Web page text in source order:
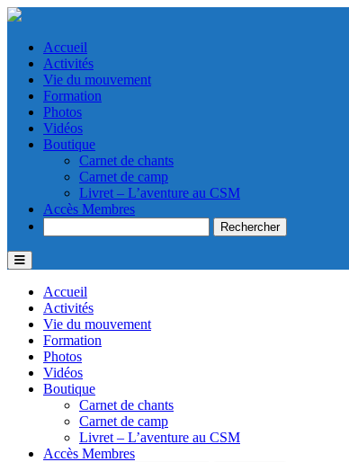
Accueil
Activités
Vie du mouvement
Formation
Photos
Vidéos
Boutique
Carnet de chants
Carnet de camp
Livret – L’aventure au CSM
Accès Membres
Accueil
Activités
Vie du mouvement
Formation
Photos
Vidéos
Boutique
Carnet de chants
Carnet de camp
Livret – L’aventure au CSM
Accès Membres